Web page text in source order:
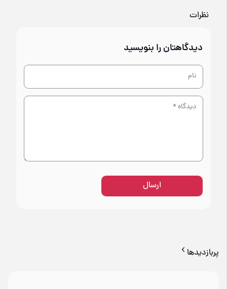
نظرات
دیدگاهتان را بنویسید
ارسال
پربازدیدها